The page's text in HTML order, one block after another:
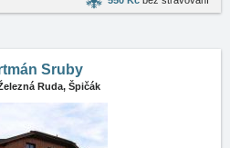
Sruby
Ruda, Špičák